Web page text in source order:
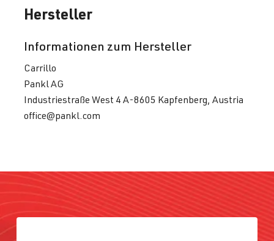
Hersteller
Informationen zum Hersteller
Carrillo
Pankl AG
Industriestraße West 4 A-8605 Kapfenberg, Austria
office@pankl.com